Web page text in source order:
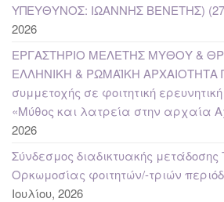
ΥΠΕΥΘΥΝΟΣ: ΙΩΑΝΝΗΣ ΒΕΝΕΤΗΣ)
2026
ΕΡΓΑΣΤΗΡΙΟ ΜΕΛΕΤΗΣ ΜΥΘΟΥ &
ΕΛΛΗΝΙΚΗ & ΡΩΜΑΪΚΗ ΑΡΧΑΙΟΤΗΤΑ
συμμετοχής σε φοιτητική
«Μύθος και λατρεία στην αρχαία
2026
Σύνδεσμος διαδικτυακής μετάδοσης
Ορκωμοσίας φοιτητών/-τριών
Ιουλίου, 2026